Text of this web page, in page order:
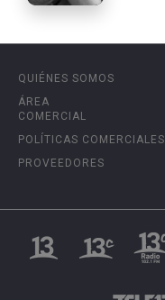
QUIÉNES SOMOS
ÁREA
COMERCIAL
POLÍTICAS COMERCIALES
PROVEEDORES